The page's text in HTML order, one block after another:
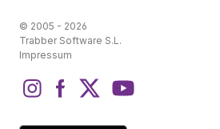
© 2005 - 2026
Trabber Software S.L.
Impressum